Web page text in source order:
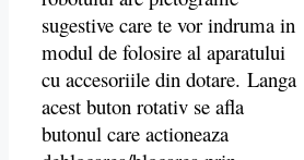
sugestive care te vor indruma in
modul de folosire al aparatului
cu accesoriile din dotare. Langa
acest buton rotativ se afla
butonul care actioneaza